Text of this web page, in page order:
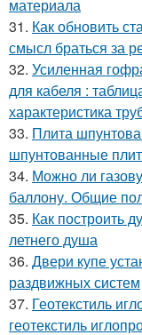
материала
31. Как обновить
смысл браться за
32. Усиленная
для кабеля :
характеристика
33. Плита
шпунтованные
34. Можно ли
баллону. Общие
35. Как построить
летнего душа
36. Двери купе
раздвижных систем
37. Геотекстиль
геотекстиль